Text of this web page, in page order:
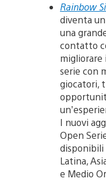
Rainbow
diventa
una
contatto
migliorare
serie con
giocatori,
I nuovi
Open
disponibili
Latina,
e Medio